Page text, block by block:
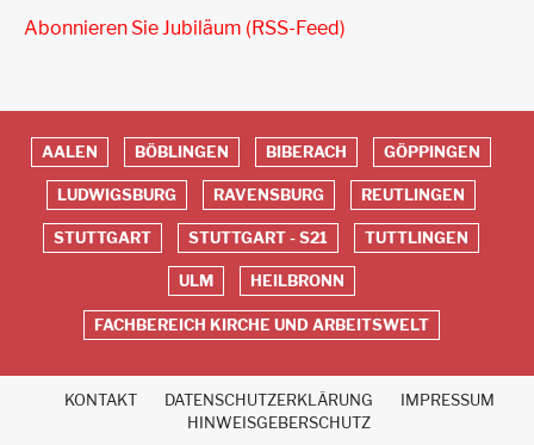
Abonnieren Sie Jubiläum (RSS-Feed)
Red
Footer
AALEN BÖBLINGEN BIBERACH GÖPPINGEN
LUDWIGSBURG RAVENSBURG REUTLINGEN
STUTTGART STUTTGART - S21 TUTTLINGEN
ULM HEILBRONN
FACHBEREICH KIRCHE UND ARBEITSWELT
KONTAKT DATENSCHUTZERKLÄRUNG
IMPRESSUM
HINWEISGEBERSCHUTZ